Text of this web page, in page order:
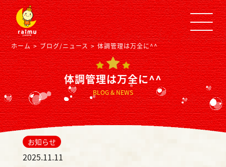
ホーム ブログ/ニュース 体調管理は万全に^^
体調管理は万全に^^
BLOG & NEWS
お知らせ
2025.11.11